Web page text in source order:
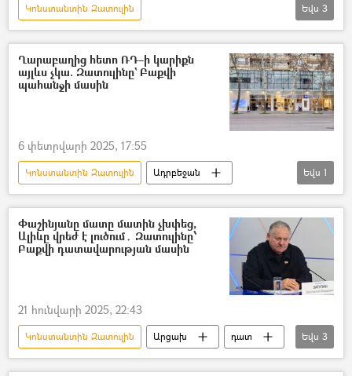
Կոնստանտին Զատուլին
Մարգարիտա Սիմոնյան
Ռոբերտ Քոչարյան
Սփյուռք
Հայաստան
Եվս 3
Ղարաբաղից հետո ՌԴ–ի կարիքն
այլևս չկա. Զատուլինը` Բաքվի
պահանջի մասին
6 փետրվարի 2025, 17:55
Կոնստանտին Զատուլին
Ադրբեջան
«Ռոսսոտրուդնիչեստվո»
Եվս 1
Փաշինյանը մատը մատին չխփեց,
Ալիևը վրեժ է լուծում․ Զատուլինը՝
Բաքվի դատավարության մասին
21 հունվարի 2025, 22:43
Կոնստանտին Զատուլին Արցախ
դատ
Ադրբեջան
հայ-ադրբեջանական
Եվս 3